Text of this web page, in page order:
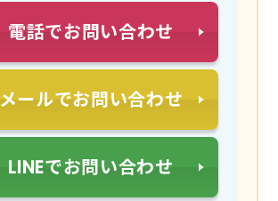
電話でお問い合わせ
メールでお問い合わせ
LINEでお問い合わせ